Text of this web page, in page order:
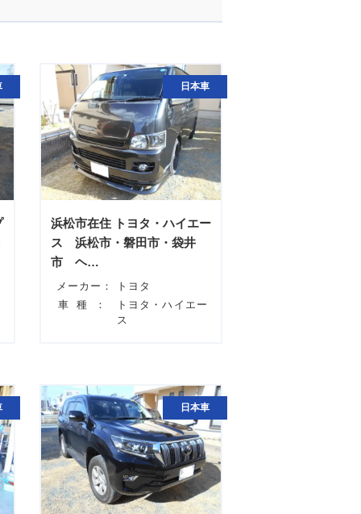
日本車
浜松市在住 トヨタ・ハイエー
ス 浜松市・磐田市・袋井
市 ヘ…
メーカー：
トヨタ
車種：
トヨタ・ハイエー
ス
日本車